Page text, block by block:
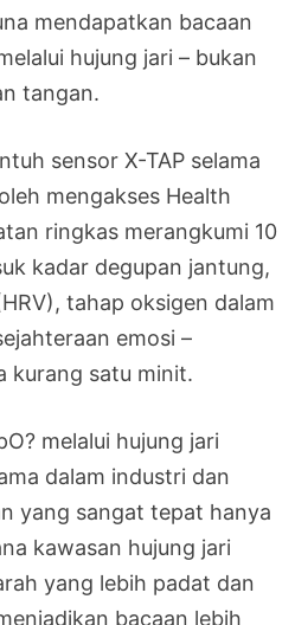
mendapatkan bacaan
hujung jari – bukan
tangan.
sensor X-TAP selama
mengakses Health
ringkas merangkumi 10
kadar degupan jantung,
tahap oksigen dalam
emosi –
kurang satu minit.
melalui hujung jari
dalam industri dan
yang sangat tepat hanya
kawasan hujung jari
yang lebih padat dan
bacaan lebih